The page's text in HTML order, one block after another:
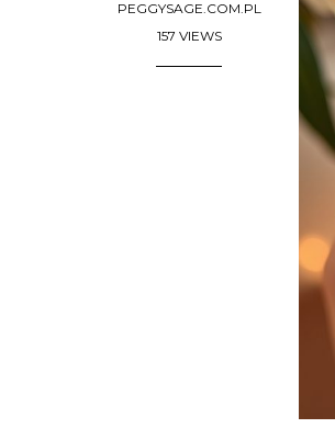
PEGGYSAGE.COM.PL
157 VIEWS